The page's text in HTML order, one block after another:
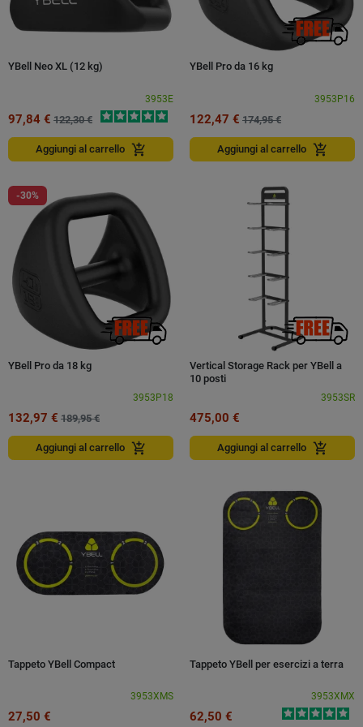
YBell Neo XL (12 kg)
3953E
97,84 € 122,30 €
Aggiungi al carrello add_shopping_cart
YBell Pro da 16 kg
3953P16
122,47 € 174,95 €
Aggiungi al carrello add_shopping_cart
-30%
YBell Pro da 18 kg
3953P18
132,97 € 189,95 €
Aggiungi al carrello add_shopping_cart
Vertical Storage Rack per YBell a
10 posti
3953SR
475,00 €
Aggiungi al carrello add_shopping_cart
Tappeto YBell Compact
3953XMS
27,50 €
Tappeto YBell per esercizi a terra
3953XMX
62,50 €